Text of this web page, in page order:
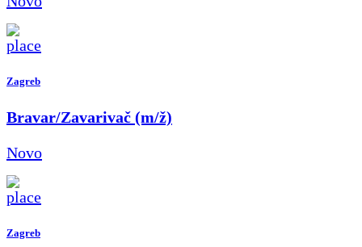
Zagreb
Bravar/Zavarivač (m/ž)
Novo
Zagreb